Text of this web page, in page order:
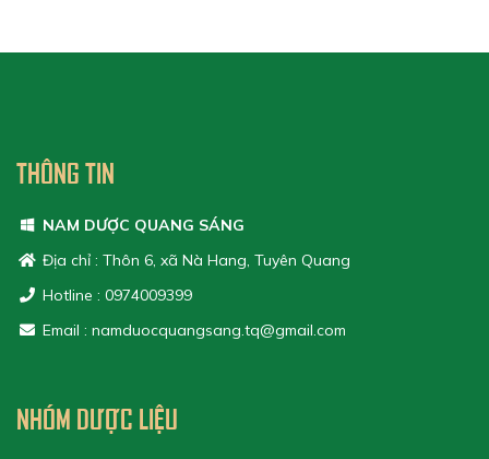
THÔNG TIN
NAM DƯỢC QUANG SÁNG
Địa chỉ : Thôn 6, xã Nà Hang, Tuyên Quang
Hotline : 0974009399
Email : namduocquangsang.tq@gmail.com
NHÓM DƯỢC LIỆU